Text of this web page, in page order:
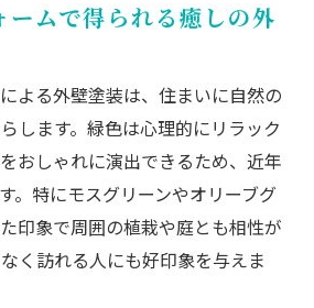
ン系選びで後悔しないために
リーン系を選ぶ際の注意点
フォームの色選びで後悔しない
のグリーン系失敗談から学ぶポ
リーン系で後悔しない組み合わ
ームで得られる癒しの外
よる外壁塗装は、住まいに自然の
します。緑色は心理的にリラック
おしゃれに演出できるため、近年
。特にモスグリーンやオリーブグ
印象で周囲の植栽や庭とも相性が
く訪れる人にも好印象を与えま